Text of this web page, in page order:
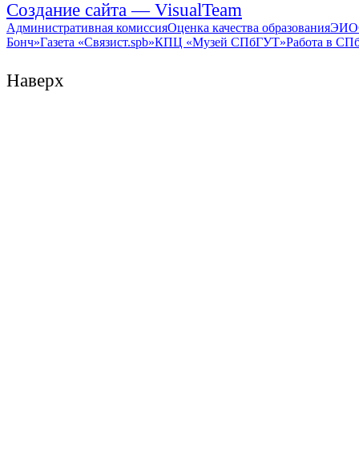
Создание сайта — VisualTeam
Административная комиссияОценка качества образования
Бонч»Газета «Связист.spb»КПЦ «Музей СПбГУТ»Работа в
Наверх